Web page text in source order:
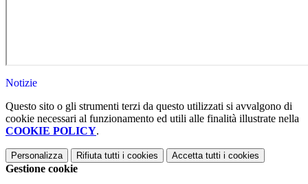
Notizie
Questo sito o gli strumenti terzi da questo utilizzati si avvalgono di
cookie necessari al funzionamento ed utili alle finalità illustrate nella
COOKIE POLICY.
Personalizza Rifiuta tutti i cookies Accetta tutti i cookies
Gestione cookie